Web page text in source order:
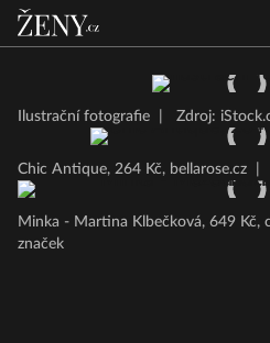
Ilustrační fotografie Zdroj:
Chic Antique, 264 Kč, bellarose.cz
Minka - Martina Klbečková, 649 Kč,
značek